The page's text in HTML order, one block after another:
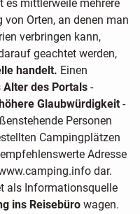
es mittlerweile mehrere
von Orten, an denen man
verbringen kann,
geachtet werden,
handelt. Einen
Alter des Portals-
Glaubwürdigkeit-
Personen
Campingplätzen
Adresse
dar.
als Informationsquelle
ins Reisebürowagen.